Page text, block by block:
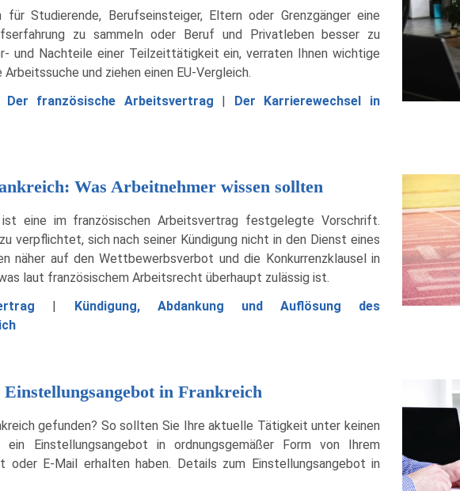
für Studierende, Berufseinsteiger, Eltern oder Grenzgänger eine
zu sammeln oder Beruf und Privatleben besser zu
und Nachteile einer Teilzeittätigkeit ein, verraten Ihnen wichtige
und ziehen einen EU-Vergleich.
Der französische Arbeitsvertrag
Der Karrierewechsel in
Was Arbeitnehmer wissen sollten
eine im französischen Arbeitsvertrag festgelegte Vorschrift.
verpflichtet, sich nach seiner Kündigung nicht in den Dienst eines
näher auf den Wettbewerbsverbot und die Konkurrenzklausel in
laut französischem Arbeitsrecht überhaupt zulässig ist.
| Kündigung, Abdankung und Auflösung des
in Frankreich
gefunden? So sollten Sie Ihre aktuelle Tätigkeit unter keinen
Einstellungsangebot in ordnungsgemäßer Form von Ihrem
E-Mail erhalten haben. Details zum Einstellungsangebot in